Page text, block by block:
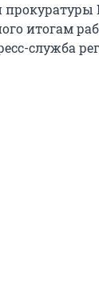
итогам
служба